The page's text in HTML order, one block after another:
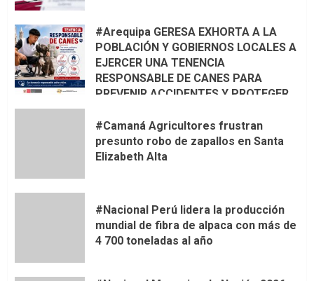
#Arequipa GERESA EXHORTA A LA
POBLACIÓN Y GOBIERNOS LOCALES A
EJERCER UNA TENENCIA
RESPONSABLE DE CANES PARA
PREVENIR ACCIDENTES Y PROTEGER
#Camaná Agricultores frustran
presunto robo de zapallos en Santa
Elizabeth Alta
#Nacional Perú lidera la producción
mundial de fibra de alpaca con más de
4 700 toneladas al año